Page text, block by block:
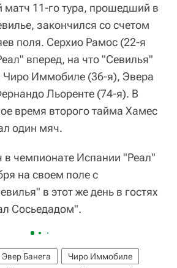
11-го тура, прошедший в
закончился со счетом
поля. Серхио Рамос (22-я
вперед, на что "Севилья"
Чиро Иммобиле (36-я), Эвера
Льоренте (74-я). В
время второго тайма Хамес
один мяч.
чемпионате Испании "Реал"
на своем поле с
в этот же день в гостях
Сосьедадом".
Эвер Банега
Чиро Иммобиле